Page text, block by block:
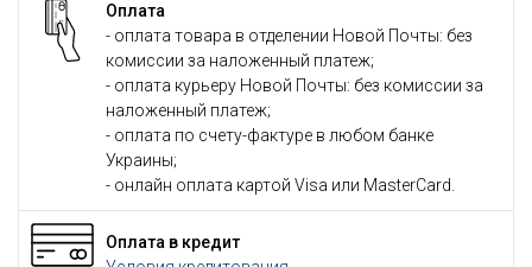
Оплата
- оплата товара в отделении Новой Почты: без
комиссии за наложенный платеж;
- оплата курьеру Новой Почты: без комиссии за
наложенный платеж;
- оплата по счету-фактуре в любом банке
Украины;
- онлайн оплата картой Visa или MasterCard.
Оплата в кредит